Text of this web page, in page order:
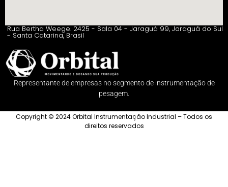
Rua Bertha Weege. 2425 - Sala 04 - Jaraguá 99, Jaraguá do Sul
- Santa Catarina, Brasil
Representante de empresas no segmento de instrumentação de
pesagem.
Copyright © 2024 Orbital Instrumentação Industrial – Todos os
direitos reservados